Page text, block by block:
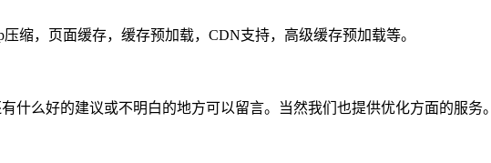
缩，页面缓存，缓存预加载，CDN支持，高级缓存预加载等。
么好的建议或不明白的地方可以留言。当然我们也提供优化方面的服务。